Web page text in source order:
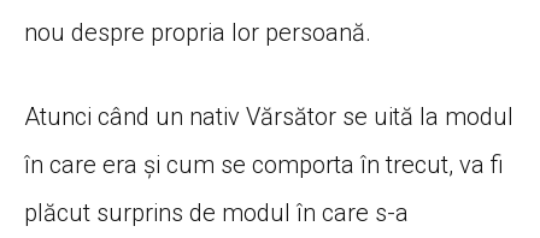
nou despre propria lor persoană.
Atunci când un nativ Vărsător se uită la modul
în care era și cum se comporta în trecut, va fi
plăcut surprins de modul în care s-a